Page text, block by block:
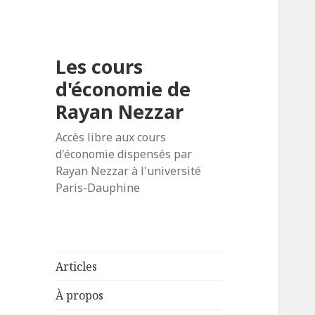
Les cours
d'économie de
Rayan Nezzar
Accès libre aux cours
d'économie dispensés par
Rayan Nezzar à l'université
Paris-Dauphine
Articles
À propos